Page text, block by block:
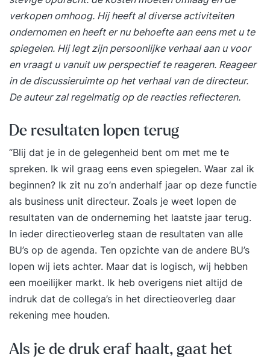
verkopen omhoog. Hij heeft al diverse activiteiten
ondernomen en heeft er nu behoefte aan eens met u te
spiegelen. Hij legt zijn persoonlijke verhaal aan u voor
en vraagt u vanuit uw perspectief te reageren. Reageer
in de discussieruimte op het verhaal van de directeur.
De auteur zal regelmatig op de reacties reflecteren.
De resultaten lopen terug
“Blij dat je in de gelegenheid bent om met me te
spreken. Ik wil graag eens even spiegelen. Waar zal ik
beginnen? Ik zit nu zo’n anderhalf jaar op deze functie
als business unit directeur. Zoals je weet lopen de
resultaten van de onderneming het laatste jaar terug.
In ieder directieoverleg staan de resultaten van alle
BU’s op de agenda. Ten opzichte van de andere BU’s
lopen wij iets achter. Maar dat is logisch, wij hebben
een moeilijker markt. Ik heb overigens niet altijd de
indruk dat de collega’s in het directieoverleg daar
rekening mee houden.
Als je de druk eraf haalt, gaat het